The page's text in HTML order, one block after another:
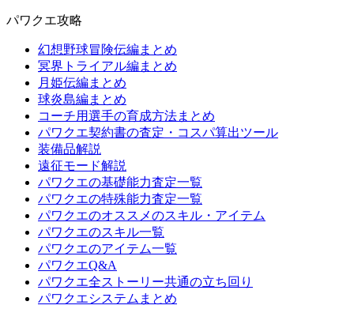
パワクエ攻略
幻想野球冒険伝編まとめ
冥界トライアル編まとめ
月姫伝編まとめ
球炎島編まとめ
コーチ用選手の育成方法まとめ
パワクエ契約書の査定・コスパ算出ツール
装備品解説
遠征モード解説
パワクエの基礎能力査定一覧
パワクエの特殊能力査定一覧
パワクエのオススメのスキル・アイテム
パワクエのスキル一覧
パワクエのアイテム一覧
パワクエQ&A
パワクエ全ストーリー共通の立ち回り
パワクエシステムまとめ